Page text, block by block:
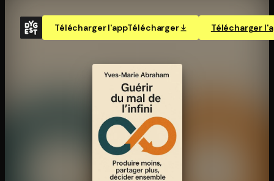
Télécharger l'appTélécharger Télécharger